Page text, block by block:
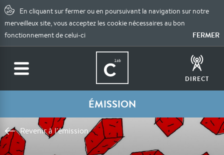
En cliquant sur fermer ou en poursuivant la navigation sur notre
merveilleux site, vous acceptez les cookie nécessaires au bon
fonctionnement de celui-ci
FERMER
DIRECT
ÉMISSION
Revenir à l'émission